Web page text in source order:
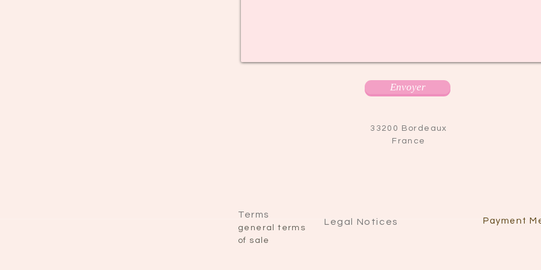
Envoyer
33200 Bordeaux
France
Terms
general terms
of sale
Legal Notices Payment